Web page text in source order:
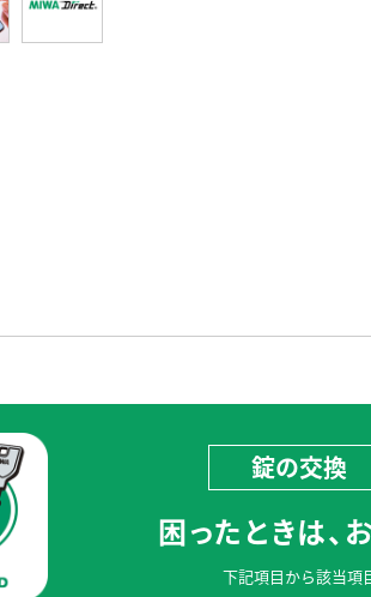
錠の交換
困ったときは、
下記項目から該当項